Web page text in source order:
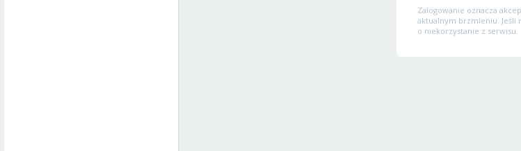
Zalogowanie oznacza
aktualnym brzmieniu. Jeśli
o niekorzystanie z serwisu.